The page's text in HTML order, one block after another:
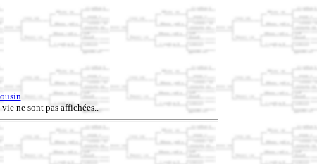
ne sont pas affichées..